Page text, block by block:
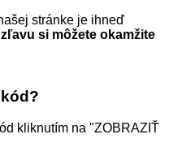
stránke je ihneď
si môžete okamžite
kliknutím na "ZOBRAZIŤ